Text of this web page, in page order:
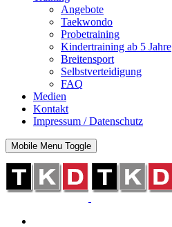
Angebote
Taekwondo
Probetraining
Kindertraining ab 5 Jahre
Breitensport
Selbstverteidigung
FAQ
Medien
Kontakt
Impressum / Datenschutz
Mobile Menu Toggle